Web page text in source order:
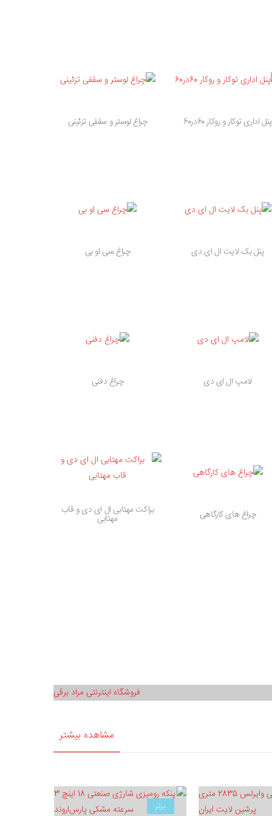
پنل اداری توکار و روکار 60در60 چراغ لوستر و سقفی تزئینی
پنل بک لایت ال ای دی چراغ سی او بی
لامپ ال ای دی چراغ دفنی
چراغ های کارگاهی براکت مهتابی ال ای دی و قاب
مهتابی
مشاهده بیشتر
برتر